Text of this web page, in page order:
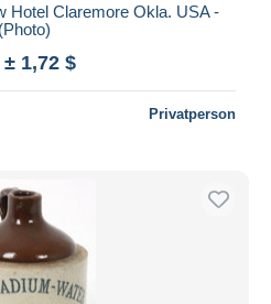
Hotel Claremore Okla. USA -
(Photo)
± 1,72 $
Privatperson